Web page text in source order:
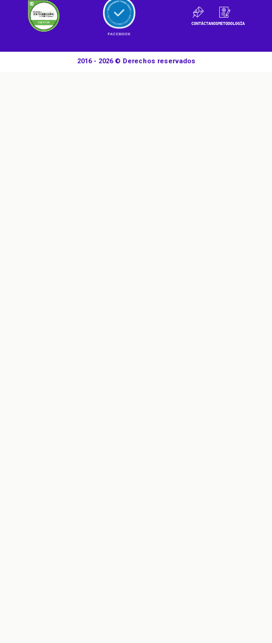
CONTÁCTANOSMETODOLOGÍA
2016 - 2026 © Derechos reservados